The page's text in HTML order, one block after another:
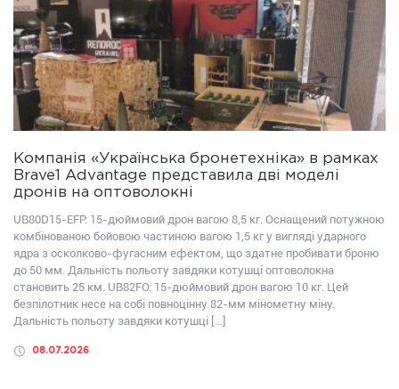
Компанія «Українська бронетехніка» в рамках
Brave1 Advantage представила дві моделі
дронів на оптоволокні
UB80D15-EFP: 15-дюймовий дрон вагою 8,5 кг. Оснащений потужною
комбінованою бойовою частиною вагою 1,5 кг у вигляді ударного
ядра з осколково-фугасним ефектом, що здатне пробивати броню
до 50 мм. Дальність польоту завдяки котушці оптоволокна
становить 25 км. UB82FО: 15-дюймовий дрон вагою 10 кг. Цей
безпілотник несе на собі повноцінну 82-мм мінометну міну.
Дальність польоту завдяки котушці […]
08.07.2026